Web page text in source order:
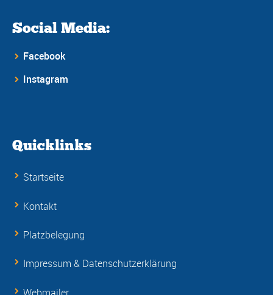
Social Media:
Facebook
Instagram
Quicklinks
Startseite
Kontakt
Platzbelegung
Impressum & Datenschutzerklärung